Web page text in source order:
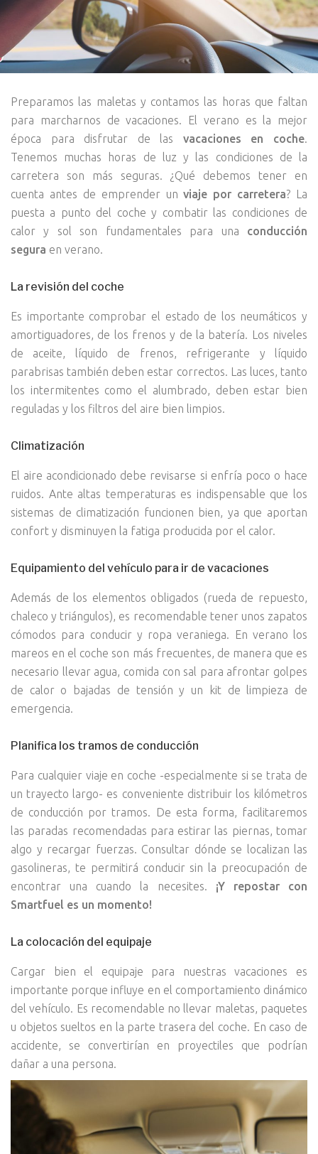
Preparamos las maletas y contamos las horas que faltan
para marcharnos de vacaciones. El verano es la mejor
época para disfrutar de las vacaciones en coche
Tenemos muchas horas de luz y las condiciones de la
carretera son más seguras. ¿Qué debemos tener en
cuenta antes de emprender unviaje por carretera? La
puesta a punto del coche y combatir las condiciones de
calor y sol son fundamentales para una conducción
segura en verano.
La revisión del coche
Es importante comprobar el estado de los neumáticos y
amortiguadores, de los frenos y de la batería. Los niveles
de aceite, líquido de frenos, refrigerante y líquido
parabrisas también deben estar correctos. Las luces, tanto
los intermitentes como el alumbrado, deben estar bien
reguladas y los filtros del aire bien limpios.
Climatización
El aire acondicionado debe revisarse si enfría poco o hace
ruidos. Ante altas temperaturas es indispensable que los
sistemas de climatización funcionen bien, ya que aportan
confort y disminuyen la fatiga producida por el calor.
Equipamiento del vehículo para ir de vacaciones
Además de los elementos obligados (rueda de repuesto,
chaleco y triángulos), es recomendable tener unos zapatos
cómodos para conducir y ropa veraniega. En verano los
mareos en el coche son más frecuentes, de manera que es
necesario llevar agua, comida con sal para afrontar golpes
de calor o bajadas de tensión y un kit de limpieza de
emergencia.
Planifica los tramos de conducción
Para cualquier viaje en coche -especialmente si se trata de
un trayecto largo- es conveniente distribuir los kilómetros
de conducción por tramos. De esta forma, facilitaremos
las paradas recomendadas para estirar las piernas, tomar
algo y recargar fuerzas. Consultar dónde se localizan las
gasolineras, te permitirá conducir sin la preocupación de
encontrar una cuando la necesites. ¡Y repostar con
Smartfuel es un momento!
La colocación del equipaje
Cargar bien el equipaje para nuestras vacaciones es
importante porque influye en el comportamiento dinámico
del vehículo. Es recomendable no llevar maletas, paquetes
u objetos sueltos en la parte trasera del coche. En caso de
accidente, se convertirían en proyectiles que podrían
dañar a una persona.